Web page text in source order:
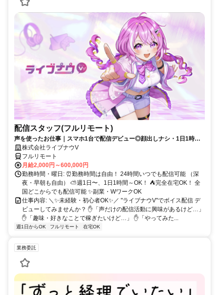
配信スタッフ(フルリモート)
声を使ったお仕事｜スマホ1台で配信デビュー◎顔出しナシ・1日1時間
～OK♪
株式会社ライブナウV
フルリモート
月給2,000円～600,000円
勤務時間・曜日: ⏰勤務時間は自由！ 24時間いつでも配信可能 （深
夜・早朝も自由） ⛅週1日〜、1日1時間～OK！ ⛺完全在宅OK！ 全
国どこからでも配信可能 ✨副業・WワークOK
仕事内容: ＼✨未経験・初心者OK✨／ "ライブナウV"でボイス配信 デ
ビューしてみませんか？ ✋「声だけの配信活動に興味があるけど…」
✋「趣味・好きなことで稼ぎたいけど…」 ✋「やってみた...
週1日からOK フルリモート 在宅OK
業務委託